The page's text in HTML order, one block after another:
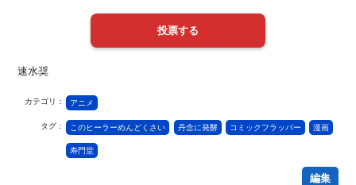
速水奨
カテゴリ： アニメ
タグ： このヒーラーめんどくさい 丹念に発酵 コミックフラッパー 漫画
寿門堂
編集